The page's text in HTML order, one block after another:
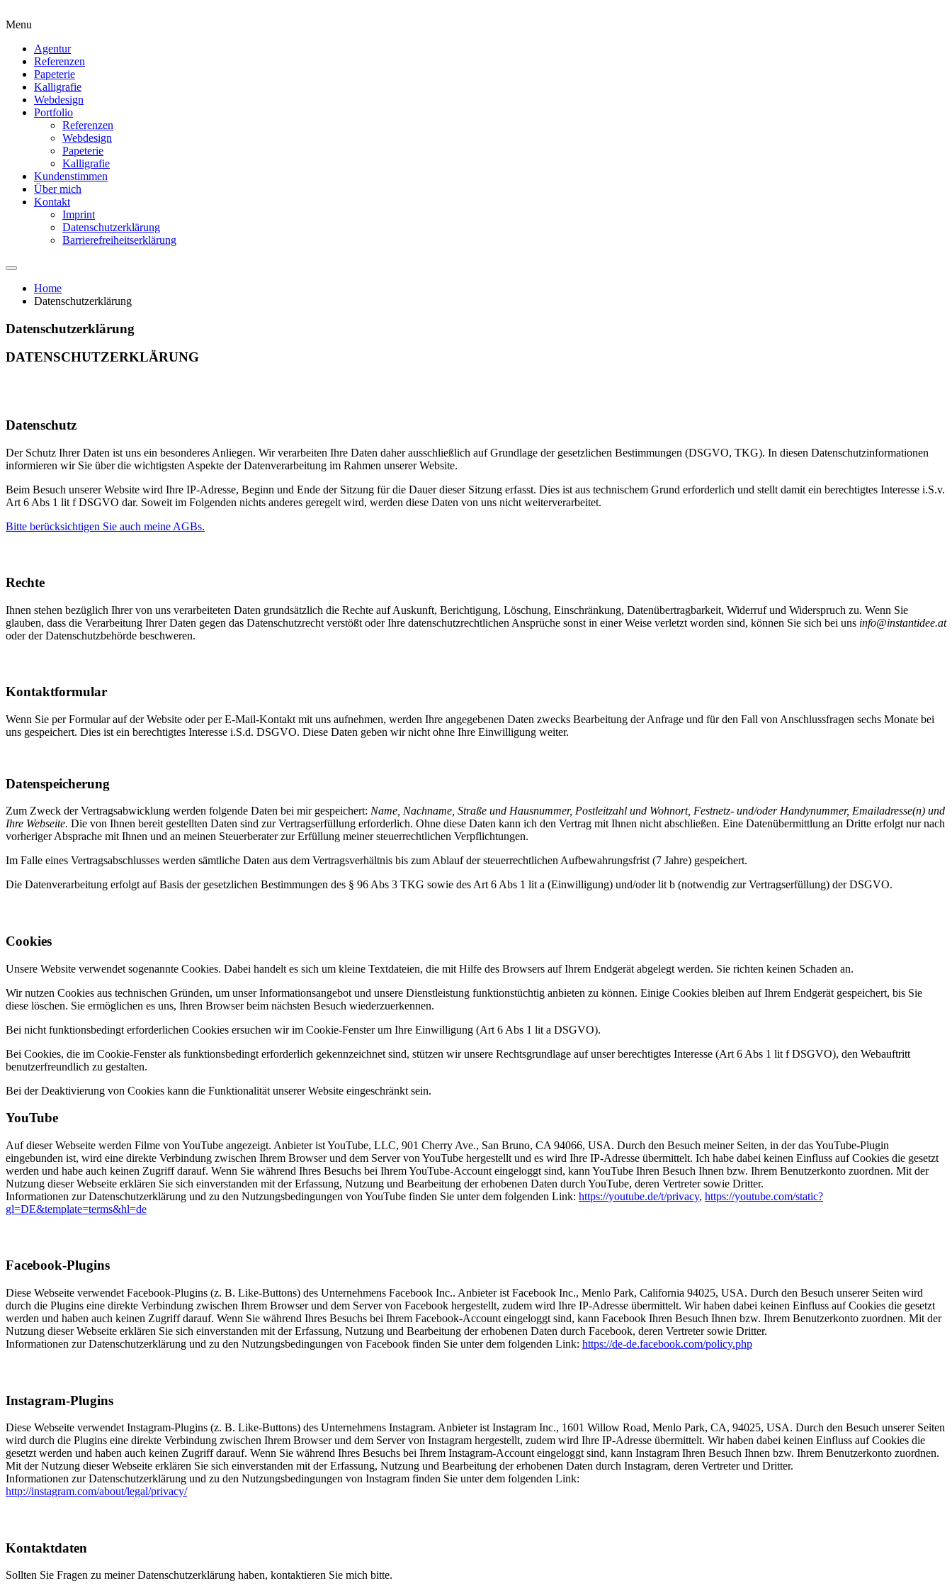
Menu
Agentur
Referenzen
Papeterie
Kalligrafie
Webdesign
Portfolio
Referenzen
Webdesign
Papeterie
Kalligrafie
Kundenstimmen
Über mich
Kontakt
Imprint
Datenschutzerklärung
Barrierefreiheitserklärung
Home
Datenschutzerklärung
Datenschutz­erklärung
DATEN­SCHUTZ­ERKLÄRUNG
Datenschutz
Der Schutz Ihrer Daten ist uns ein besonderes Anliegen. Wir verarbeiten Ihre Daten daher ausschließlich auf Grundlage der gesetzlichen Bestimmungen (DSGVO, TKG). In diesen Datenschutzinformationen
informieren wir Sie über die wichtigsten Aspekte der Datenverarbeitung im Rahmen unserer Website.
Beim Besuch unserer Website wird Ihre IP-Adresse, Beginn und Ende der Sitzung für die Dauer dieser Sitzung erfasst. Dies ist aus technischem Grund erforderlich und stellt damit ein berechtigtes Interesse i.S.v.
Art 6 Abs 1 lit f DSGVO dar. Soweit im Folgenden nichts anderes geregelt wird, werden diese Daten von uns nicht weiterverarbeitet.
Bitte berücksichtigen Sie auch meine AGBs.
Rechte
Ihnen stehen bezüglich Ihrer von uns verarbeiteten Daten grundsätzlich die Rechte auf Auskunft, Berichtigung, Löschung, Einschränkung, Datenübertragbarkeit, Widerruf und Widerspruch zu. Wenn Sie
glauben, dass die Verarbeitung Ihrer Daten gegen das Datenschutzrecht verstößt oder Ihre datenschutzrechtlichen Ansprüche sonst in einer Weise verletzt worden sind, können Sie sich bei uns info@instantidee.at
oder der Datenschutzbehörde beschweren.
Kontaktformular
Wenn Sie per Formular auf der Website oder per E-Mail-Kontakt mit uns aufnehmen, werden Ihre angegebenen Daten zwecks Bearbeitung der Anfrage und für den Fall von Anschlussfragen sechs Monate bei
uns gespeichert. Dies ist ein berechtigtes Interesse i.S.d. DSGVO. Diese Daten geben wir nicht ohne Ihre Einwilligung weiter.
Datenspeicherung
Zum Zweck der Vertragsabwicklung werden folgende Daten bei mir gespeichert: Name, Nachname, Straße und Hausnummer, Postleitzahl und Wohnort, Festnetz- und/oder Handynummer, Emailadresse(n) und
Ihre Webseite. Die von Ihnen bereit gestellten Daten sind zur Vertragserfüllung erforderlich. Ohne diese Daten kann ich den Vertrag mit Ihnen nicht abschließen. Eine Datenübermittlung an Dritte erfolgt nur nach
vorheriger Absprache mit Ihnen und an meinen Steuerberater zur Erfüllung meiner steuerrechtlichen Verpflichtungen.
Im Falle eines Vertragsabschlusses werden sämtliche Daten aus dem Vertragsverhältnis bis zum Ablauf der steuerrechtlichen Aufbewahrungsfrist (7 Jahre) gespeichert.
Die Datenverarbeitung erfolgt auf Basis der gesetzlichen Bestimmungen des § 96 Abs 3 TKG sowie des Art 6 Abs 1 lit a (Einwilligung) und/oder lit b (notwendig zur Vertragserfüllung) der DSGVO.
Cookies
Unsere Website verwendet sogenannte Cookies. Dabei handelt es sich um kleine Textdateien, die mit Hilfe des Browsers auf Ihrem Endgerät abgelegt werden. Sie richten keinen Schaden an.
Wir nutzen Cookies aus technischen Gründen, um unser Informationsangebot und unsere Dienstleistung funktionstüchtig anbieten zu können. Einige Cookies bleiben auf Ihrem Endgerät gespeichert, bis Sie
diese löschen. Sie ermöglichen es uns, Ihren Browser beim nächsten Besuch wiederzuerkennen.
Bei nicht funktionsbedingt erforderlichen Cookies ersuchen wir im Cookie-Fenster um Ihre Einwilligung (Art 6 Abs 1 lit a DSGVO).
Bei Cookies, die im Cookie-Fenster als funktionsbedingt erforderlich gekennzeichnet sind, stützen wir unsere Rechtsgrundlage auf unser berechtigtes Interesse (Art 6 Abs 1 lit f DSGVO), den Webauftritt
benutzerfreundlich zu gestalten.
Bei der Deaktivierung von Cookies kann die Funktionalität unserer Website eingeschränkt sein.
YouTube
Auf dieser Webseite werden Filme von YouTube angezeigt. Anbieter ist YouTube, LLC, 901 Cherry Ave., San Bruno, CA 94066, USA. Durch den Besuch meiner Seiten, in der das YouTube-Plugin
eingebunden ist, wird eine direkte Verbindung zwischen Ihrem Browser und dem Server von YouTube hergestellt und es wird Ihre IP-Adresse übermittelt. Ich habe dabei keinen Einfluss auf Cookies die gesetzt
werden und habe auch keinen Zugriff darauf. Wenn Sie während Ihres Besuchs bei Ihrem YouTube-Account eingeloggt sind, kann YouTube Ihren Besuch Ihnen bzw. Ihrem Benutzerkonto zuordnen. Mit der
Nutzung dieser Webseite erklären Sie sich einverstanden mit der Erfassung, Nutzung und Bearbeitung der erhobenen Daten durch YouTube, deren Vertreter sowie Dritter.
Informationen zur Datenschutzerklärung und zu den Nutzungsbedingungen von YouTube finden Sie unter dem folgenden Link: https://youtube.de/t/privacy, https://youtube.com/static?
gl=DE&template=terms&hl=de
Facebook-Plugins
Diese Webseite verwendet Facebook-Plugins (z. B. Like-Buttons) des Unternehmens Facebook Inc.. Anbieter ist Facebook Inc., Menlo Park, California 94025, USA. Durch den Besuch unserer Seiten wird
durch die Plugins eine direkte Verbindung zwischen Ihrem Browser und dem Server von Facebook hergestellt, zudem wird Ihre IP-Adresse übermittelt. Wir haben dabei keinen Einfluss auf Cookies die gesetzt
werden und haben auch keinen Zugriff darauf. Wenn Sie während Ihres Besuchs bei Ihrem Facebook-Account eingeloggt sind, kann Facebook Ihren Besuch Ihnen bzw. Ihrem Benutzerkonto zuordnen. Mit der
Nutzung dieser Webseite erklären Sie sich einverstanden mit der Erfassung, Nutzung und Bearbeitung der erhobenen Daten durch Facebook, deren Vertreter sowie Dritter.
Informationen zur Datenschutzerklärung und zu den Nutzungsbedingungen von Facebook finden Sie unter dem folgenden Link: https://de-de.facebook.com/policy.php
Instagram-Plugins
Diese Webseite verwendet Instagram-Plugins (z. B. Like-Buttons) des Unternehmens Instagram. Anbieter ist Instagram Inc., 1601 Willow Road, Menlo Park, CA, 94025, USA. Durch den Besuch unserer Seiten
wird durch die Plugins eine direkte Verbindung zwischen Ihrem Browser und dem Server von Instagram hergestellt, zudem wird Ihre IP-Adresse übermittelt. Wir haben dabei keinen Einfluss auf Cookies die
gesetzt werden und haben auch keinen Zugriff darauf. Wenn Sie während Ihres Besuchs bei Ihrem Instagram-Account eingeloggt sind, kann Instagram Ihren Besuch Ihnen bzw. Ihrem Benutzerkonto zuordnen.
Mit der Nutzung dieser Webseite erklären Sie sich einverstanden mit der Erfassung, Nutzung und Bearbeitung der erhobenen Daten durch Instagram, deren Vertreter und Dritter.
Informationen zur Datenschutzerklärung und zu den Nutzungsbedingungen von Instagram finden Sie unter dem folgenden Link:
http://instagram.com/about/legal/privacy/
Kontaktdaten
Sollten Sie Fragen zu meiner Datenschutzerklärung haben, kontaktieren Sie mich bitte.